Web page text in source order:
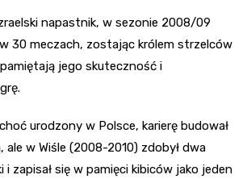
napastnik, w sezonie 2008/09
30 meczach, zostając królem strzelców
jego skuteczność i
urodzony w Polsce, karierę budował
ale w Wiśle (2008-2010) zdobył dwa
zapisał się w pamięci kibiców jako jeden